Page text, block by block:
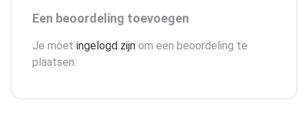
Een beoordeling toevoegen
Je moet ingelogd zijn om een beoordeling te
plaatsen.